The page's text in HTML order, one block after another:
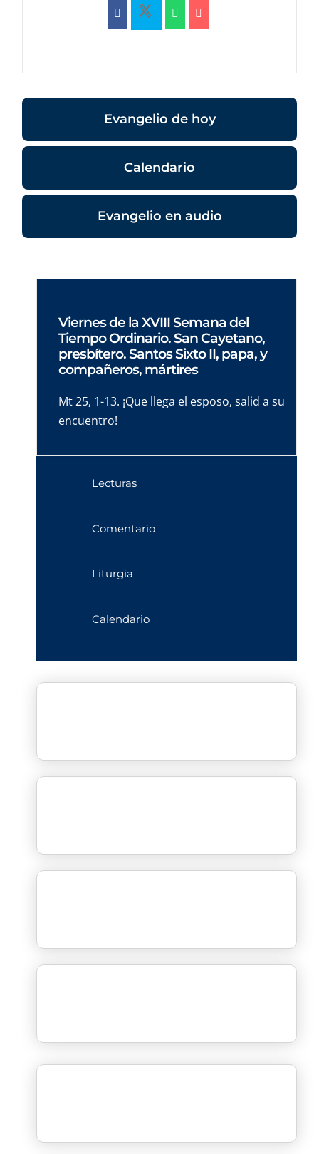
Evangelio de hoy
Calendario
Evangelio en audio
Viernes de la XVIII Semana del
Tiempo Ordinario. San Cayetano,
presbítero. Santos Sixto II, papa, y
compañeros, mártires
Mt 25, 1-13. ¡Que llega el esposo, salid a su
encuentro!
Lecturas
Comentario
Liturgia
Calendario